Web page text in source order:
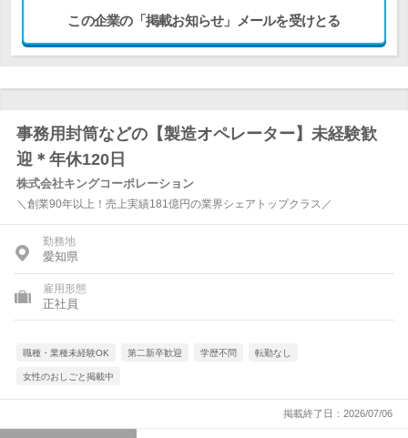
この企業の「掲載お知らせ」メールを受けとる
事務用封筒などの【製造オペレーター】未経験歓
迎＊年休120日
株式会社キングコーポレーション
＼創業90年以上！売上実績181億円の業界シェアトップクラス／
勤務地
愛知県
雇用形態
正社員
職種・業種未経験OK 第二新卒歓迎 学歴不問 転勤なし
女性のおしごと掲載中
掲載終了日：2026/07/06